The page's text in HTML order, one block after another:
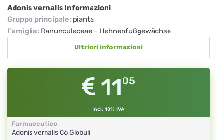
Adonis vernalis Informazioni
Gruppo principale: pianta
Famiglia: Ranunculaceae - Hahnenfußgewächse
Ultriori informazioni
1105
incl. 10% IVA
Farmaceutico
Adonis vernalisC6Globuli